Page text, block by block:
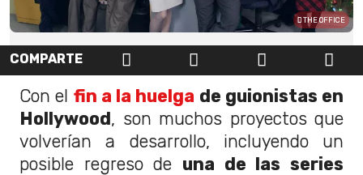
THE OFFICE
COMPARTE
Con el fin a la huelga de guionistas en
Hollywood, son muchos proyectos que
volverían a desarrollo, incluyendo un
posible regreso de una de las series